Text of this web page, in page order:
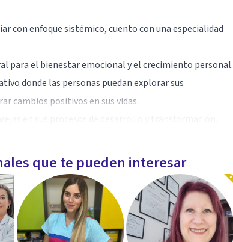
con enfoque sistémico, cuento con una especialidad
para el bienestar emocional y el crecimiento personal.
donde las personas puedan explorar sus
cambios positivos en sus vidas.
también promover cambios significativos y
el bienestar emocional y el crecimiento personal.
que te pueden interesar